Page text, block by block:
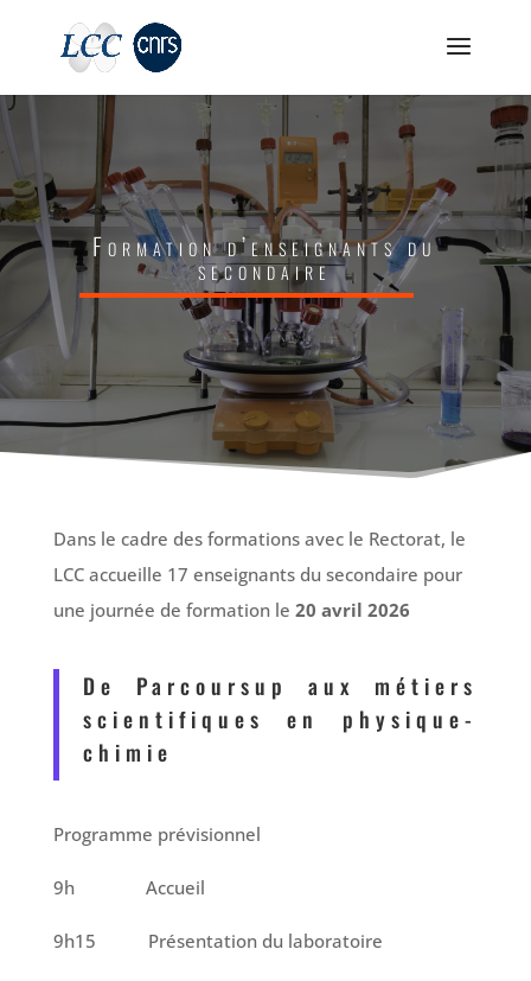
Formation d’enseignants du
secondaire
Dans le cadre des formations avec le Rectorat, le
LCC accueille 17 enseignants du secondaire pour
une journée de formation le 20 avril 2026
De Parcoursup aux métiers
scientifiques en physique-
chimie
Programme prévisionnel
9h Accueil
9h15 Présentation du laboratoire